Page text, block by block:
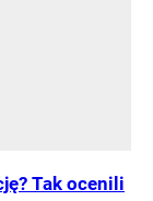
Tak ocenili